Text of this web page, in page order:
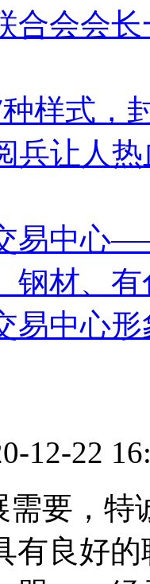
合会会
样式，
兵让人
易中心
钢材、
易中心
12-22
要，特
有良好